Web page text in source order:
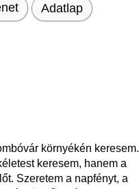
Adatlap
környékén keresem.
keresem, hanem a
Szeretem a napfényt, a